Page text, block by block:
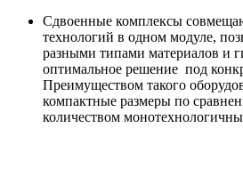
Сдвоенные комплексы
технологий в одном модуле,
разными типами материалов и
оптимальное решение под
Преимуществом такого
компактные размеры по
количеством